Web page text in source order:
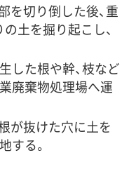
を切り倒した後、重
土を掘り起こし、
した根や幹、枝など
廃棄物処理場へ運
根が抜けた穴に土を
する。